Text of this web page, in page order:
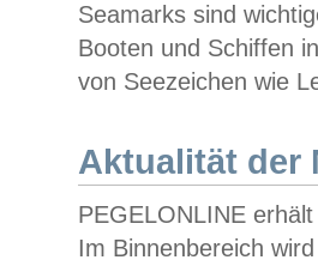
Seamarks sind
Booten und Schiffen
von Seezeichen wie
Aktualität der
PEGELONLINE
Im Binnenbereich